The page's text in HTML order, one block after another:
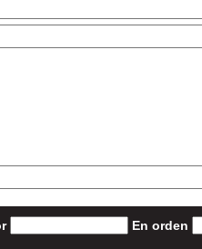
En orden